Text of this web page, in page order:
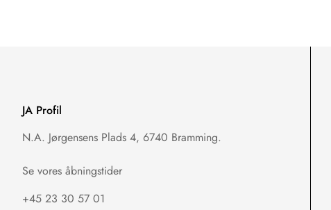
JA Profil
N.A. Jørgensens Plads 4, 6740 Bramming.
Se vores åbningstider
+45 23 30 57 01